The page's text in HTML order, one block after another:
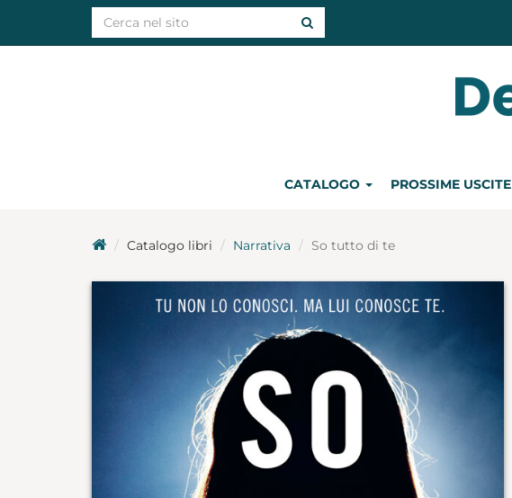
CATALOGO PROSSIME USCITE
Catalogo libri Narrativa So tutto di te